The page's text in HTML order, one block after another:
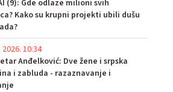
(9): Gde odlaze milioni svih
Kako su krupni projekti ubili dušu
10:34
Anđelković: Dve žene i srpska
i zabluda - razaznavanje i